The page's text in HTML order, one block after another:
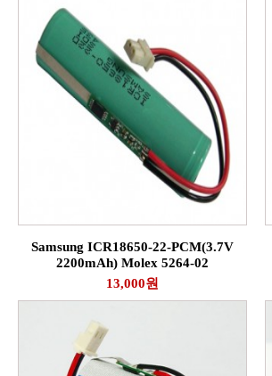
Samsung ICR18650-22-PCM(3.7V
2200mAh) Molex 5264-02
13,000원